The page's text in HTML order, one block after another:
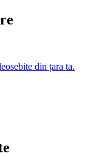
din țara ta.